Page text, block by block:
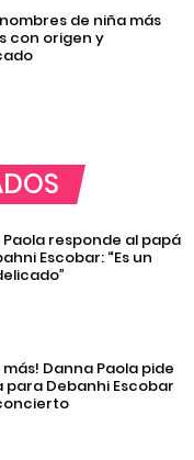
de niña más
con origen y
Paola responde al papá
Escobar: “Es un
más! Danna Paola pide
para Debanhi Escobar